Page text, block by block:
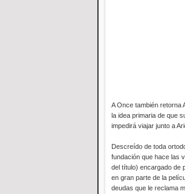
A Once también retorna
la idea primaria de que
impedirá viajar junto a
Descreído de toda
fundación que hace las
del título) encargado de
en gran parte de la
deudas que le reclama